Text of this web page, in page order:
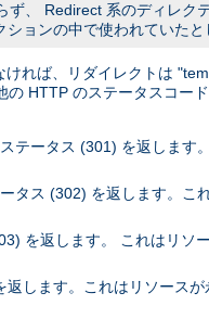
ず、 Redirect 系のディレ
ションの中で使われていたと
ければ、リダイレクトは
の HTTP のステータスコー
テータス (301) を返します
タス (302) を返します。こ
を返します。 これはリソ
します。これはリソース